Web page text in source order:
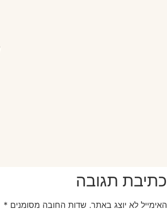
כתיבת תגובה
האימייל לא יוצג באתר. שדות החובה מסומנים *